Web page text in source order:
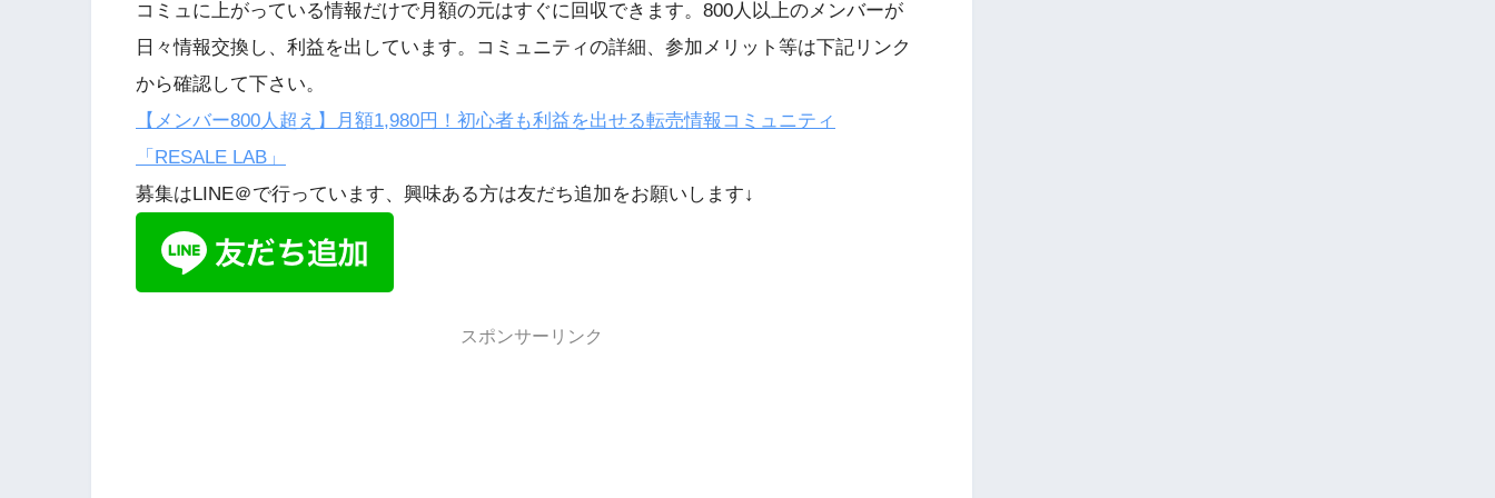
コミュに上がっている情報だけで月額の元はすぐに回収できます。800人以上のメンバーが
日々情報交換し、利益を出しています。コミュニティの詳細、参加メリット等は下記リンク
から確認して下さい。
【メンバー800人超え】月額1,980円！初心者も利益を出せる転売情報コミュニティ
「RESALE LAB」
募集はLINE＠で行っています、興味ある方は友だち追加をお願いします↓
スポンサーリンク